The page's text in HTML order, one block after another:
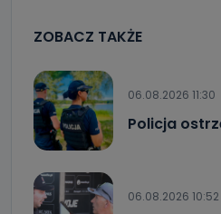
ZOBACZ TAKŻE
06.08.2026 11:30
Policja
06.08.2026 10:52